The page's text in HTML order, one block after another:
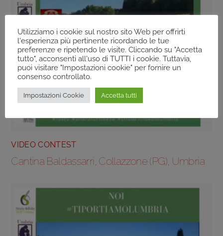
VIDEO CONTEST
Cantina Baldassarri, Collazzone (PG), Umbria
Utilizziamo i cookie sul nostro sito Web per offrirti
l'esperienza più pertinente ricordando le tue
preferenze e ripetendo le visite. Cliccando su "Accetta
tutto", acconsenti all'uso di TUTTI i cookie. Tuttavia,
puoi visitare "Impostazioni cookie" per fornire un
consenso controllato.
Impostazioni Cookie Accetta tutti